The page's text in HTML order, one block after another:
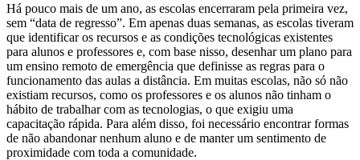
Há pouco mais de um ano, as escolas encerraram pela primeira vez,
sem “data de regresso”. Em apenas duas semanas, as escolas tiveram
que identificar os recursos e as condições tecnológicas existentes
para alunos e professores e, com base nisso, desenhar um plano para
um ensino remoto de emergência que definisse as regras para o
funcionamento das aulas a distância. Em muitas escolas, não só não
existiam recursos, como os professores e os alunos não tinham o
hábito de trabalhar com as tecnologias, o que exigiu uma
capacitação rápida. Para além disso, foi necessário encontrar formas
de não abandonar nenhum aluno e de manter um sentimento de
proximidade com toda a comunidade.